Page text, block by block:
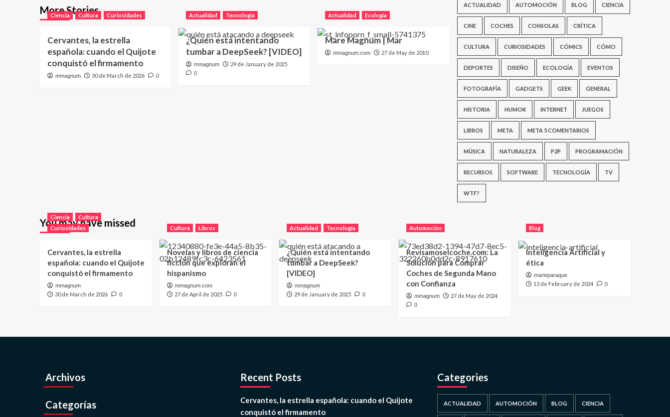
More Stories
Ciencia Cultura Curiosidades
Cervantes, la estrella
española: cuando el Quijote
conquistó el firmamento
mmagnum 30 de March de 2026 0
Actualidad Tecnología
¿Quién está intentando
tumbar a DeepSeek? [VIDEO]
mmagnum 29 de January de 2025
0
Actualidad Ecología
Mare Magnum | Mar
mmagnum.com 27 de May de 2010
ACTUALIDAD AUTOMOCIÓN BLOG CIENCIA
CINE COCHES CONSOLAS CRÍTICA
CULTURA CURIOSIDADES CÓMICS CÓMO
DEPORTES DISEÑO ECOLOGÍA EVENTOS
FOTOGRAFÍA GADGETS GEEK GENERAL
HISTORIA HUMOR INTERNET JUEGOS
LIBROS META META 5 COMENTARIOS
MÚSICA NATURALEZA P2P PROGRAMACIÓN
RECURSOS SOFTWARE TECNOLOGÍA TV
WTF?
You may have missed
Ciencia
Cultura
Curiosidades
Cervantes, la estrella
española: cuando el Quijote
conquistó el firmamento
mmagnum
30 de March de 2026 0
Cultura Libros
Novelas y libros de ciencia
ficción que exploran el
hispanismo
mmagnum.com
27 de April de 2025 0
Actualidad Tecnología
¿Quién está intentando
tumbar a DeepSeek?
[VIDEO]
mmagnum
29 de January de 2025 0
Automoción
Revisamoselcoche.com: La
Solución para Comprar
Coches de Segunda Mano
con Confianza
mmagnum 27 de May de 2024
0
Blog
Inteligencia Artificial y
ética
marioparaque
13 de February de 2024 0
Archivos
Categorías
Recent Posts
Cervantes, la estrella española: cuando el Quijote
conquistó el firmamento
Categories
ACTUALIDAD AUTOMOCIÓN BLOG CIENCIA